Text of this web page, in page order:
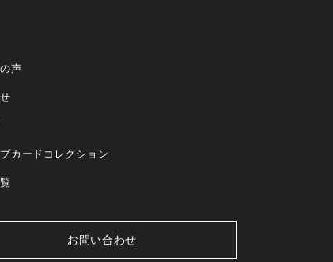
声
カードコレクション
お問い合わせ